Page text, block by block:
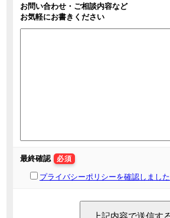
お問い合わせ・ご相談内容など
お気軽にお書きください
最終確認 必須
プライバシーポリシーを確認しました